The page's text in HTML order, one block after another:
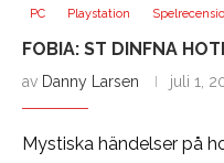
PC Playstation
FOBIA: ST DINFNA
av Danny Larsen juli 1,
Mystiska händelser på